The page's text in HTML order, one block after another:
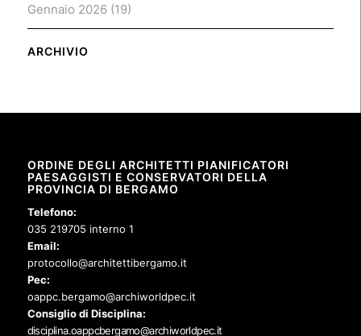
Gennaio 2026(19)
ARCHIVIO
ORDINE DEGLI ARCHITETTI PIANIFICATORI
PAESAGGISTI E CONSERVATORI DELLA
PROVINCIA DI BERGAMO
Telefono:
035 219705 interno 1
Email:
protocollo@architettibergamo.it
Pec:
oappc.bergamo@archiworldpec.it
Consiglio di Disciplina:
disciplina.oappcbergamo@archiworldpec.it